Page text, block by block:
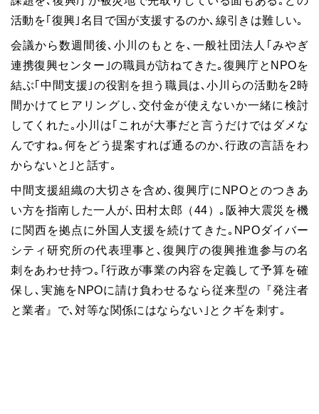
活動を｢復興｣名目で国が支援するのか､線引きは難しい｡
会議から数週間後､小川のもとを､一般社団法人｢みやぎ
連携復興センター｣の職員が訪ねてきた｡復興庁とNPOを
結ぶ｢中間支援｣の役割を担う職員は､小川らの活動を2時
間かけてヒアリングし､交付金が使えないか一緒に検討
してくれた｡小川は｢これが大事だと言うだけではダメな
んですね｡何をどう提案すれば通るのか､行政の言語をわ
からないと｣と話す｡
中間支援組織の大切さを含め､復興庁にNPOとのつきあ
い方を指南した一人が､田村太郎（44）｡阪神大震災を機
に関西を拠点に外国人支援を続けてきた｡NPOダイバー
シティ研究所の代表理事と､復興庁の復興推進参与の名
刺をあわせ持つ｡｢行政が事業の内容を定義して予算を確
保し､実施をNPOに請け負わせるなら従来型の『発注者
と業者』で､対等な関係にはならない｣とクギを刺す｡